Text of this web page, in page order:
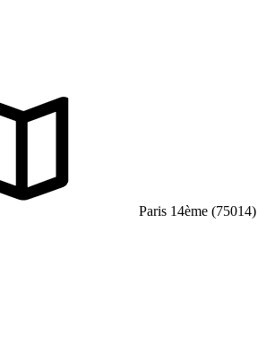
Paris 14ème (75014)